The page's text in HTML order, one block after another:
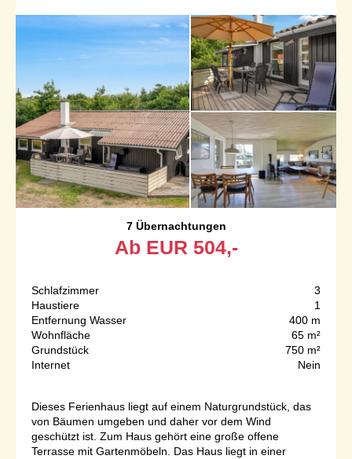
7 Übernachtungen
Ab EUR 504,-
Schlafzimmer
3
Haustiere
1
Entfernung Wasser
400 m
Wohnfläche
65 m²
Grundstück
750 m²
Internet
Nein
Dieses Ferienhaus liegt auf einem Naturgrundstück, das
von Bäumen umgeben und daher vor dem Wind
geschützt ist. Zum Haus gehört eine große offene
Terrasse mit Gartenmöbeln. Das Haus liegt in einer